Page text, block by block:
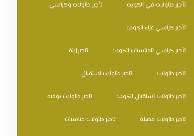
تأجير طاولات في الكويت تأجير طاولات وكراسي
تأجير كراسي عزاء الكويت
تأجير كراسي للمناسبات الكويت تاجير زينة
تاجير طاولات تاجير طاولات استقبال
تاجير طاولات استقبال الكويت تاجير طاولات بوفيه
تاجير طاولات مضيئة تاجير طاولات مناسبات